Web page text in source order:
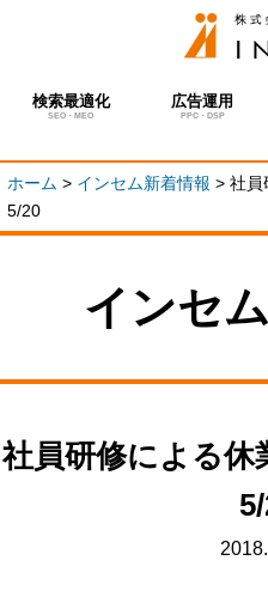
検索最適化
SEO・MEO
広告運用
PPC・DSP
ホーム > インセム新着情報 > 社員
5/20
インセ
社員研修による